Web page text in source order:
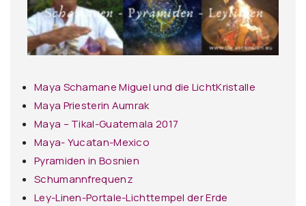
Maya Schamane Miguel und die LichtKristalle
Maya Priesterin Aumrak
Maya – Tikal-Guatemala 2017
Maya- Yucatan-Mexico
Pyramiden in Bosnien
Schumannfrequenz
Ley-Linen-Portale-Lichttempel der Erde